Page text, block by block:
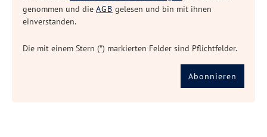
genommen und die AGB gelesen und bin mit ihnen
einverstanden.
Die mit einem Stern (*) markierten Felder sind Pflichtfelder.
Abonnieren